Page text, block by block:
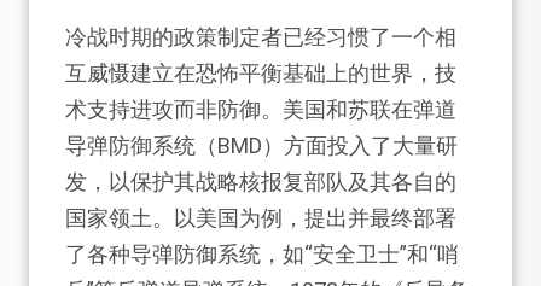
冷战时期的政策制定者已经习惯了一个相
互威慑建立在恐怖平衡基础上的世界，技
术支持进攻而非防御。美国和苏联在弹道
导弹防御系统（BMD）方面投入了大量研
发，以保护其战略核报复部队及其各自的
国家领土。以美国为例，提出并最终部署
了各种导弹防御系统，如“安全卫士”和“哨